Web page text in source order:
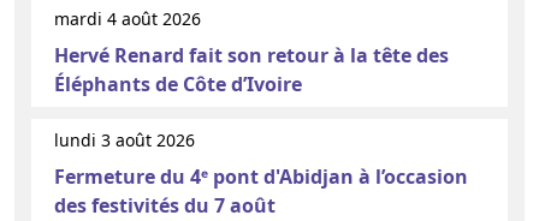
mardi 4 août 2026
Hervé Renard fait son retour à la tête des
Éléphants de Côte d’Ivoire
lundi 3 août 2026
Fermeture du 4ᵉ pont d'Abidjan à l’occasion
des festivités du 7 août